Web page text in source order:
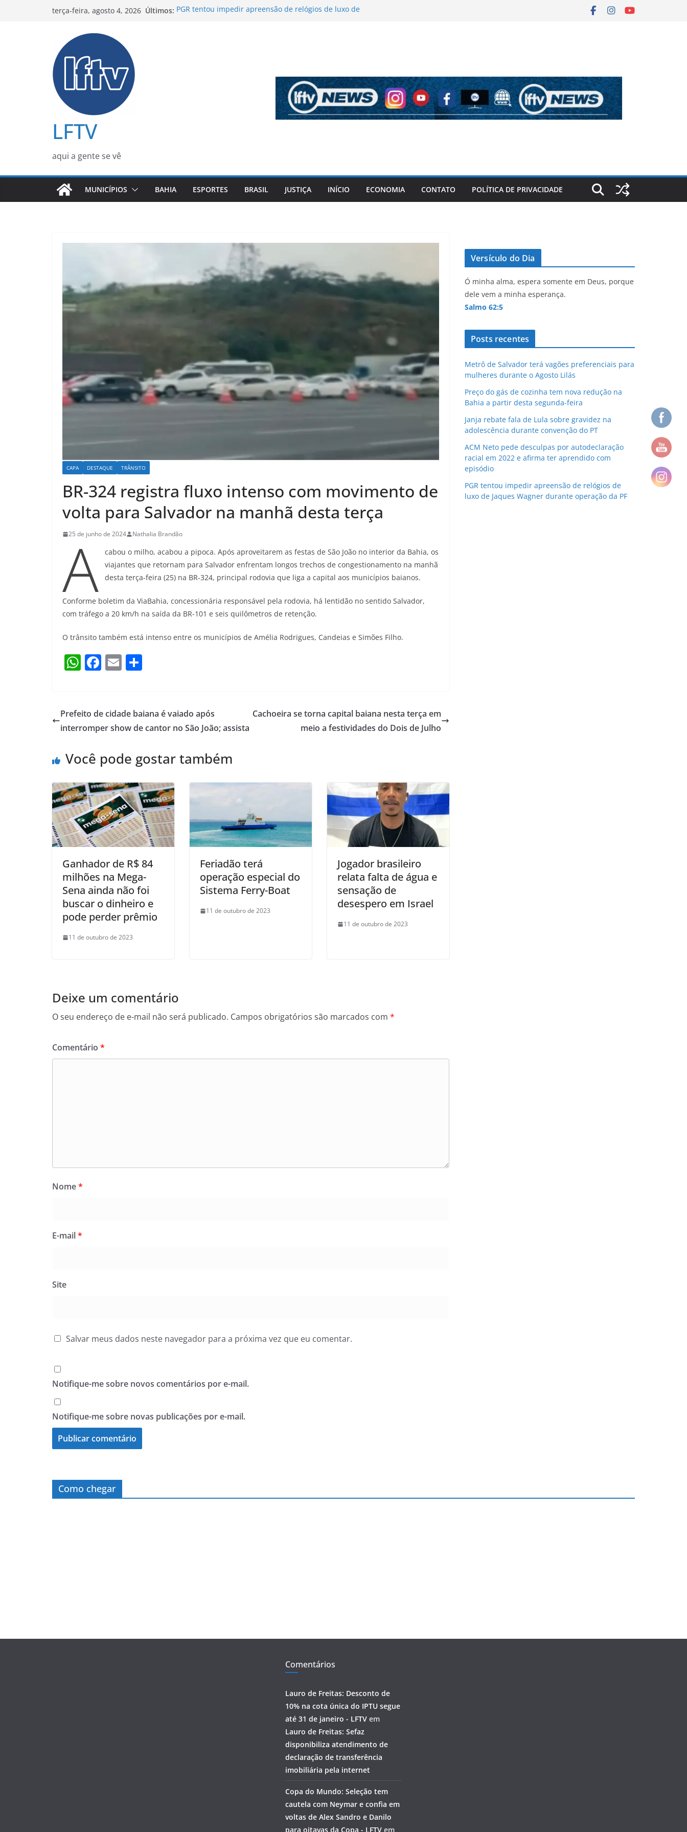
terça-feira, agosto 4, 2026 Últimos: PGR tentou impedir apreensão de relógios de luxo de
ACM Neto pede desculpas por autodeclaração racial em
2022 e afirma ter aprendido com episódio
LFTV
aqui a gente se vê
MUNICÍPIOS BAHIA ESPORTES BRASIL JUSTIÇA INÍCIO ECONOMIA CONTATO POLÍTICA DE PRIVACIDADE
CAPA DESTAQUE TRÂNSITO
BR-324 registra fluxo intenso com movimento de
volta para Salvador na manhã desta terça
25 de junho de 2024 Nathalia Brandão
A
cabou o milho, acabou a pipoca. Após aproveitarem as festas de São João no interior da Bahia, os
viajantes que retornam para Salvador enfrentam longos trechos de congestionamento na manhã
desta terça-feira (25) na BR-324, principal rodovia que liga a capital aos municípios baianos.
Conforme boletim da ViaBahia, concessionária responsável pela rodovia, há lentidão no sentido Salvador,
com tráfego a 20 km/h na saída da BR-101 e seis quilômetros de retenção.
O trânsito também está intenso entre os municípios de Amélia Rodrigues, Candeias e Simões Filho.
W
s
A
p
F
e
b
o
k
E
l e
Prefeito de cidade baiana é vaiado após
interromper show de cantor no São João; assista
Cachoeira se torna capital baiana nesta terça em
meio a festividades do Dois de Julho
Você pode gostar também
Ganhador de R$ 84
milhões na Mega-
Sena ainda não foi
buscar o dinheiro e
pode perder prêmio
11 de outubro de 2023
Feriadão terá
operação especial do
Sistema Ferry-Boat
11 de outubro de 2023
Jogador brasileiro
relata falta de água e
sensação de
desespero em Israel
11 de outubro de 2023
Deixe um comentário
O seu endereço de e-mail não será publicado. Campos obrigatórios são marcados com *
Comentário *
Nome*
E-mail*
Site
Salvar meus dados neste navegador para a próxima vez que eu comentar.
Notifique-me sobre novos comentários por e-mail.
Notifique-me sobre novas publicações por e-mail.
Versículo do Dia
Ó minha alma, espera somente em Deus, porque
dele vem a minha esperança.
Salmo 62:5
Posts recentes
Metrô de Salvador terá vagões preferenciais para
mulheres durante o Agosto Lilás
Preço do gás de cozinha tem nova redução na
Bahia a partir desta segunda-feira
Janja rebate fala de Lula sobre gravidez na
adolescência durante convenção do PT
ACM Neto pede desculpas por autodeclaração
racial em 2022 e afirma ter aprendido com
episódio
PGR tentou impedir apreensão de relógios de
luxo de Jaques Wagner durante operação da PF
Como chegar
Comentários
Lauro de Freitas: Desconto de
10% na cota única do IPTU segue
até 31 de janeiro - LFTV em
Lauro de Freitas: Sefaz
disponibiliza atendimento de
declaração de transferência
imobiliária pela internet
Copa do Mundo: Seleção tem
cautela com Neymar e confia em
voltas de Alex Sandro e Danilo
para oitavas da Copa - LFTV em